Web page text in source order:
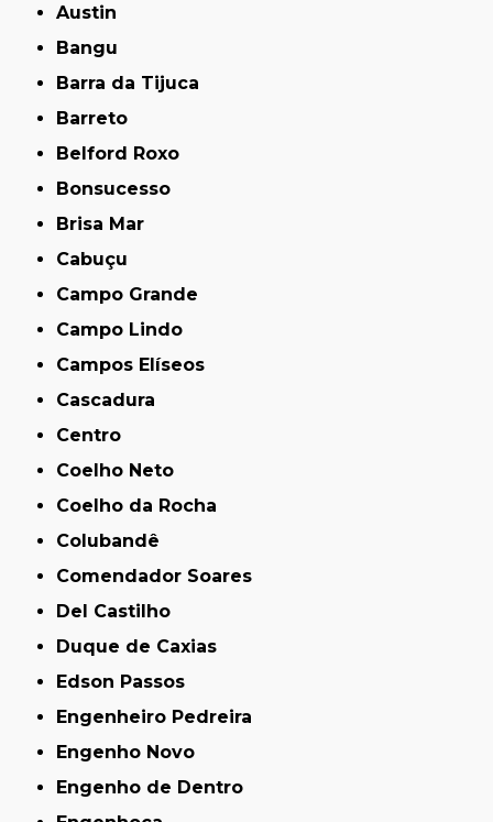
Austin
Bangu
Barra da Tijuca
Barreto
Belford Roxo
Bonsucesso
Brisa Mar
Cabuçu
Campo Grande
Campo Lindo
Campos Elíseos
Cascadura
Centro
Coelho Neto
Coelho da Rocha
Colubandê
Comendador Soares
Del Castilho
Duque de Caxias
Edson Passos
Engenheiro Pedreira
Engenho Novo
Engenho de Dentro